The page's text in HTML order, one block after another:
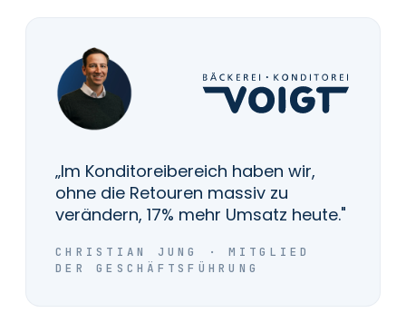
„Im Konditoreibereich haben wir,
ohne die Retouren massiv zu
verändern, 17% mehr Umsatz heute."
CHRISTIAN JUNG · MITGLIED
DER GESCHÄFTSFÜHRUNG